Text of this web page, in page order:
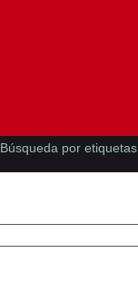
Búsqueda por etiquetas